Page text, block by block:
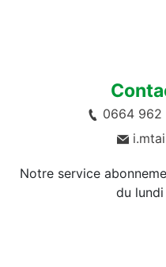
0664 962
Notre service
du